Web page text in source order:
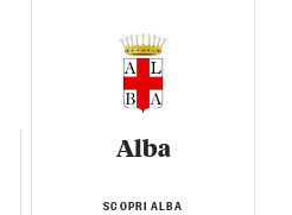
Alba
SCOPRI ALBA